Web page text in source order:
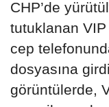
CHP’de
tutuklanan VIP
cep
dosyasına
görüntülerde,